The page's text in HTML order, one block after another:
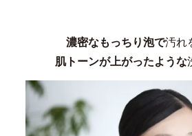
濃密なもっちり泡で汚れ
肌トーンが上がったような